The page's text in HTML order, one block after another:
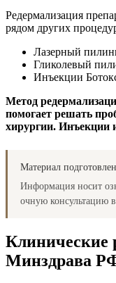
Редермализация
рядом других
Лазерный
Гликолевый
Инъекции
Метод
помогает решать
хирургии.
Материал подготовлен
Информация носит
очную консультацию
Клинические
Минздрава